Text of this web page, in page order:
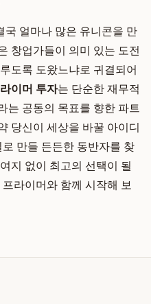
국 얼마나 많은 유니콘을 만
창업가들이 의미 있는 도전
도록 도왔느냐로 귀결되어
이머 투자는 단순한 재무적
는 공동의 목표를 향한 파트
당신이 세상을 바꿀 아이디
만들 든든한 동반자를 찾
지 없이 최고의 선택이 될
라이머와 함께 시작해 보